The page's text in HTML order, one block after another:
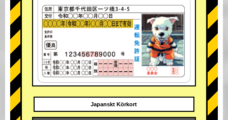
Japanskt Körkort